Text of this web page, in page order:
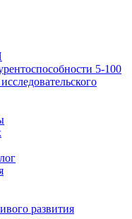
5-100
развития